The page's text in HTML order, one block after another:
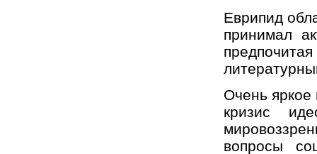
Еврипид
принимал
Очень
кризис
вопросы